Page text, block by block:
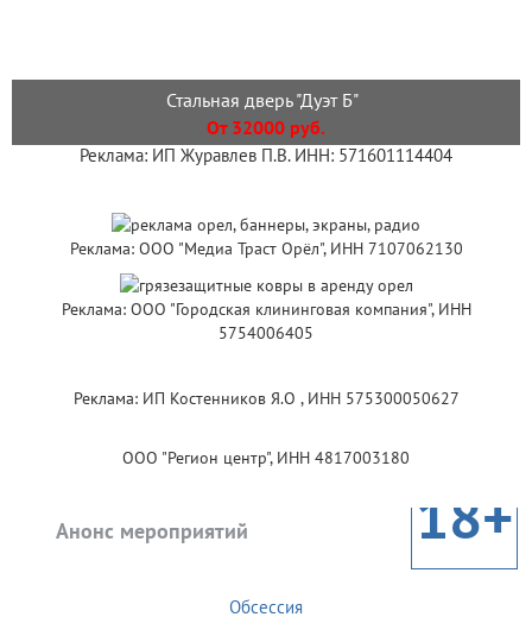
Стальная дверь "Дуэт Б"
От 32000 руб.
Реклама: ИП Журавлев П.В. ИНН: 571601114404
Реклама: ООО "Медиа Траст Орёл", ИНН 7107062130
Реклама: ООО "Городская клининговая компания", ИНН
5754006405
Реклама: ИП Костенников Я.О , ИНН 575300050627
ООО "Регион центр", ИНН 4817003180
Анонс мероприятий 18+
Обсессия